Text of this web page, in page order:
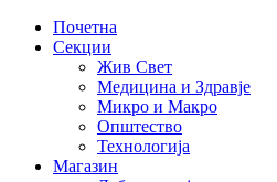
Почетна
Секции
Жив Свет
Медицина и Здравје
Микро и Макро
Општество
Технологија
Магазин